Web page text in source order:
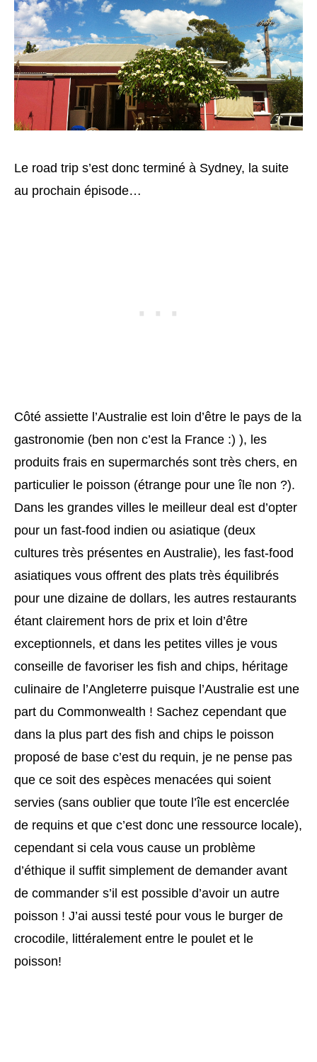
Le road trip s’est donc terminé à Sydney, la suite
au prochain épisode…
Côté assiette l’Australie est loin d’être le pays de la
gastronomie (ben non c’est la France :) ), les
produits frais en supermarchés sont très chers, en
particulier le poisson (étrange pour une île non ?).
Dans les grandes villes le meilleur deal est d’opter
pour un fast-food indien ou asiatique (deux
cultures très présentes en Australie), les fast-food
asiatiques vous offrent des plats très équilibrés
pour une dizaine de dollars, les autres restaurants
étant clairement hors de prix et loin d’être
exceptionnels, et dans les petites villes je vous
conseille de favoriser les fish and chips, héritage
culinaire de l’Angleterre puisque l’Australie est une
part du Commonwealth ! Sachez cependant que
dans la plus part des fish and chips le poisson
proposé de base c’est du requin, je ne pense pas
que ce soit des espèces menacées qui soient
servies (sans oublier que toute l’île est encerclée
de requins et que c’est donc une ressource locale),
cependant si cela vous cause un problème
d’éthique il suffit simplement de demander avant
de commander s’il est possible d’avoir un autre
poisson ! J’ai aussi testé pour vous le burger de
crocodile, littéralement entre le poulet et le
poisson!